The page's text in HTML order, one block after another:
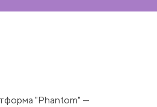
"Phantom" —